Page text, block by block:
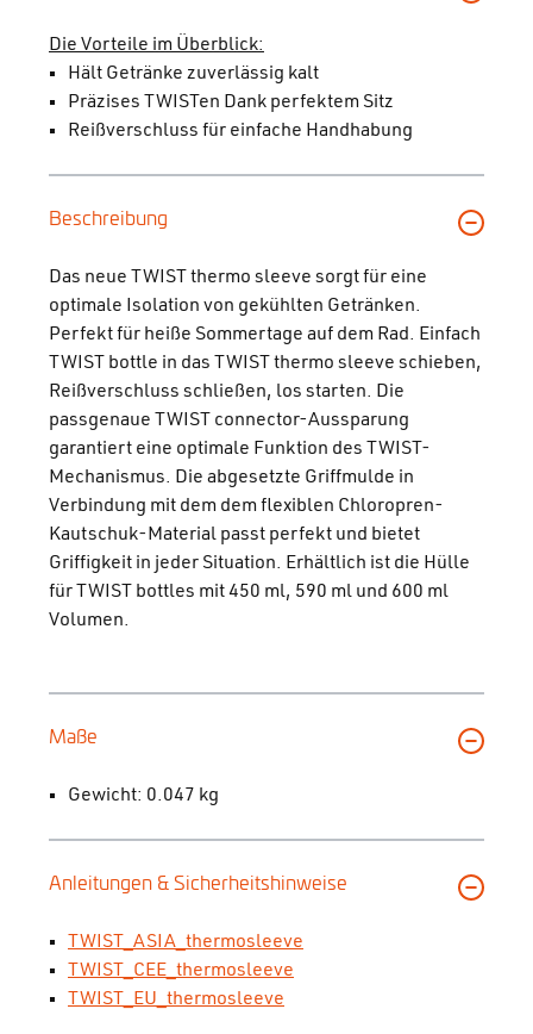
Die Vorteile im Überblick:
Hält Getränke zuverlässig kalt
Präzises TWISTen Dank perfektem Sitz
Reißverschluss für einfache Handhabung
Beschreibung
Das neue TWIST thermo sleeve sorgt für eine
optimale Isolation von gekühlten Getränken.
Perfekt für heiße Sommertage auf dem Rad. Einfach
TWIST bottle in das TWIST thermo sleeve schieben,
Reißverschluss schließen, los starten. Die
passgenaue TWIST connector-Aussparung
garantiert eine optimale Funktion des TWIST-
Mechanismus. Die abgesetzte Griffmulde in
Verbindung mit dem dem flexiblen Chloropren-
Kautschuk-Material passt perfekt und bietet
Griffigkeit in jeder Situation. Erhältlich ist die Hülle
für TWIST bottles mit 450 ml, 590 ml und 600 ml
Volumen.
Maße
Gewicht: 0.047 kg
Anleitungen & Sicherheitshinweise
TWIST_ASIA_thermosleeve
TWIST_CEE_thermosleeve
TWIST_EU_thermosleeve